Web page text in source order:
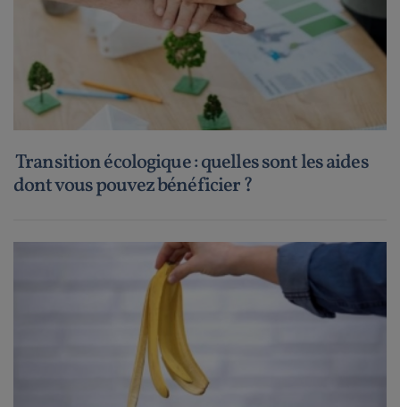
Transition écologique : quelles sont les aides
dont vous pouvez bénéficier ?